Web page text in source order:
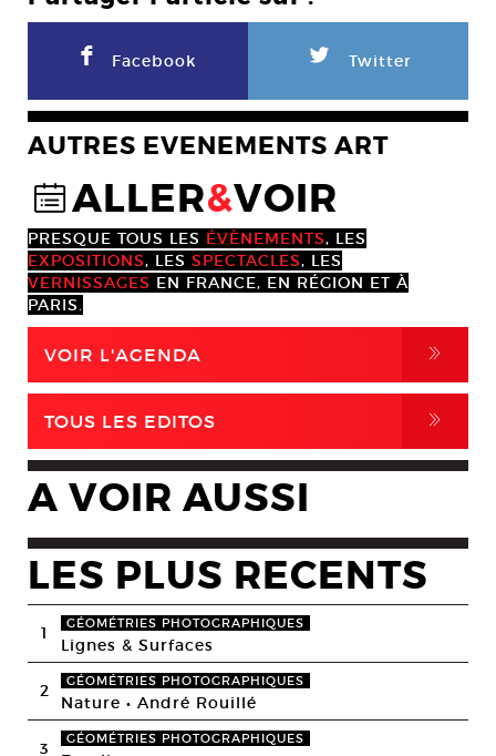
F Facebook L Twitter
AUTRES EVENEMENTS ART
@ALLER&VOIR
PRESQUE TOUS LES ÉVÈNEMENTS, LES
EXPOSITIONS, LES SPECTACLES, LES
VERNISSAGES EN FRANCE, EN RÉGION ET À
PARIS.
VOIR L'AGENDA ,
TOUS LES EDITOS ,
A VOIR AUSSI
LES PLUS RECENTS
1 GÉOMÉTRIES PHOTOGRAPHIQUES
Lignes & Surfaces
2 GÉOMÉTRIES PHOTOGRAPHIQUES
Nature • André Rouillé
3 GÉOMÉTRIES PHOTOGRAPHIQUES